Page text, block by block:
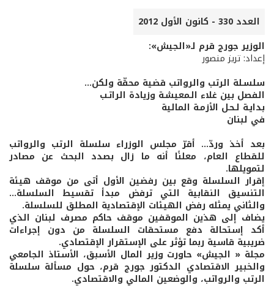
العدد 330 - كانون الأول 2012
الوزير جورج قرم لـ«الجيش»:
إعداد: تريز منصور
سلسـلة الرتب والرواتب قضية محقّة ولكن...
الفصل بين غلاء الـمعيشـة وزيادة الراتـب
بدايـة لـحـل الأزمـة المالية
في لبنان
بعد أخذ وردّ... أقرّ مجلس الوزراء سلسلة الرتب والرواتب
للقطاع العام، معلنًا أنه ما زال بصدد البحث عن مصادر
لتمويلها.
إقرار السلسلة وقع بين رفضين الأول أتى من موقف هيئة
التنسيق النقابية التي ترفض مبدأ تقسيط السلسلة...
والثاني يمثله رفض الهيئات الإقتصادية المطلق للسلسلة.
يضاف إلى هذين الموقفين موقف حاكم مصرف لبنان الذي
أكد إستحالة دفع مستحقات السلسلة من دون إجراءات
ضريبية قاسية ربما تؤثر على الإستقرار الإقتصادي.
مجلة « الجيش» حاورت وزير المال الأسبق، الأستاذ الجامعي
والخبير الاقتصادي الدكتور جورج قرم، حول مسألة سلسلة
الرتب والرواتب، والوضعين المالي والاقتصادي.